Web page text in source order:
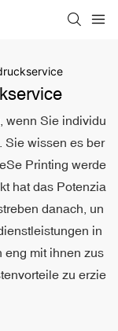
wenn Sie individu
Sie wissen es ber
Printing werde
hat das Potenzia
danach, un
in
eng mit ihnen zus
zu erzie